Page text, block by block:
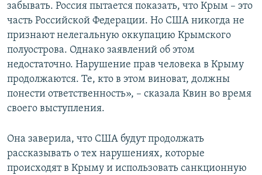
забывать. Россия пытается показать, что Крым – это
часть Российской Федерации. Но США никогда не
признают нелегальную оккупацию Крымского
полуострова. Однако заявлений об этом
недостаточно. Нарушение прав человека в Крыму
продолжаются. Те, кто в этом виноват, должны
понести ответственность», – сказала Квин во время
своего выступления.
Она заверила, что США будут продолжать
рассказывать о тех нарушениях, которые
происходят в Крыму и использовать санкционную